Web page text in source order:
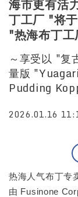
海市更有活
丁工厂 "将
"热海布丁
～享受以 "复
量版
Pudding
2026.01.16
热海人气布丁专
由 Fusinone